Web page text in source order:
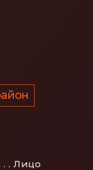
. Лицо